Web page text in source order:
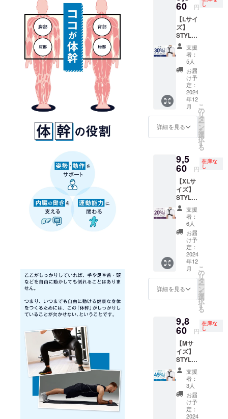
60円】
（税
込・送
料込）
[サ
イズ]
XLサイ
ズ ア
ンダー
バス
ト：84
～93cm
60 円 し
【Lサイ
ズ】
STYLE
ARTIST
SMART
LIGHT×
2個セッ
ト【早
30％OF
F】 一
般販売
予定価
格
11,960
円（税
→【8,3
60円】
（税
込・送
料込）
[サ
イズ] L
サイ
ズ ア
ンダー
バス
ト：74
～83cm
支援
者：
5人
お届
け予
定：
2024
年12
月
詳細を見る
こ
の
リ
タ
ー
ン
を
選
択
す
る
9,5
60 円
在庫な
し
【XLサ
イズ】
STYLE
ARTIST
SMART
LIGHT×
2個セッ
【mach
i-ya割
20％OF
F】 一
般販売
予定価
格
11,960
込）
→【9,5
60円】
（税
込・送
料込）
[サ
イズ]
XLサイ
ズ ア
ンダー
バス
支援
者：
6人
お届
け予
定：
2024
年12
月
詳細を見る
こ
の
リ
タ
ー
ン
を
選
択
す
る
9,8
60 円
在庫な
し
【Mサ
イズ】
STYLE
ARTIST
SMART
LIGHT×
3個セッ
ト【超
早割
45％OF
支援
者：
3人
お届
け予
定：
2024